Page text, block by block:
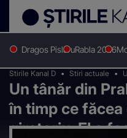
Dragos PislaruRabla 2026
Stirile Kanal D Stiri actuale
Un tânăr din
în timp ce
giratoriu. El a